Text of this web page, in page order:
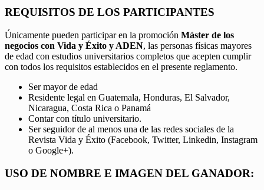
REQUISITOS DE LOS PARTICIPANTES
Únicamente pueden participar en la promoción Máster de los
negocios con Vida y Éxito y ADEN, las personas físicas mayores
de edad con estudios universitarios completos que acepten cumplir
con todos los requisitos establecidos en el presente reglamento.
Ser mayor de edad
Residente legal en Guatemala, Honduras, El Salvador,
Nicaragua, Costa Rica o Panamá
Contar con título universitario.
Ser seguidor de al menos una de las redes sociales de la
Revista Vida y Éxito (Facebook, Twitter, Linkedin, Instagram
o Google+).
USO DE NOMBRE E IMAGEN DEL GANADOR: